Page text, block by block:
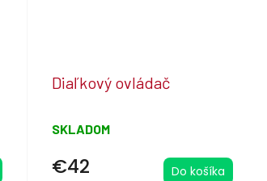
Diaľkový ovládač
SKLADOM
€42 Do košíka